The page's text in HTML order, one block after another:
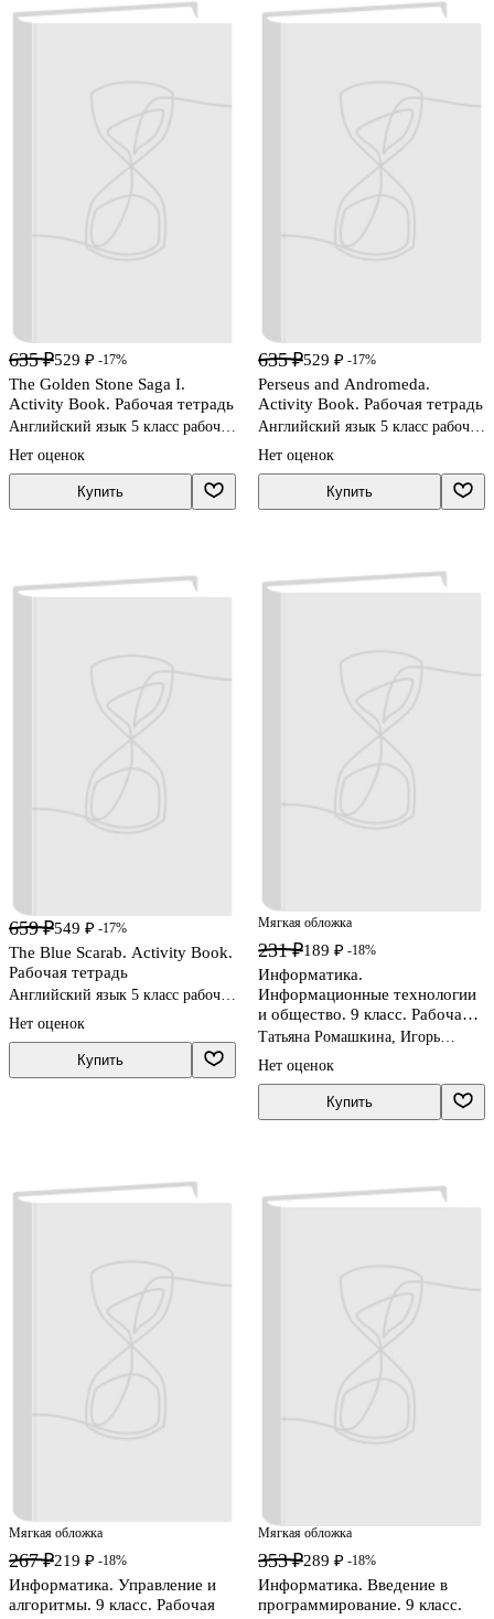
635 ₽529 ₽ -17%
The Golden Stone Saga I.
Activity Book. Рабочая тетрадь
Английский язык 5 класс рабочие
Нет оценок
Купить
635 ₽529 ₽ -17%
Perseus and Andromeda.
Activity Book. Рабочая тетрадь
Английский язык 5 класс рабочие
Нет оценок
Купить
659 ₽549 ₽ -17%
The Blue Scarab. Activity Book.
Рабочая тетрадь
Английский язык 5 класс рабочие
Нет оценок
Купить
Мягкая обложка
231 ₽189 ₽ -18%
Информатика.
Информационные технологии
и общество. 9 класс. Рабочая
тетрадь. В 3-х частях. Часть 3
Татьяна Ромашкина, Игорь
Нет оценок
Купить
Мягкая обложка
267 ₽219 ₽ -18%
Информатика. Управление и
алгоритмы. 9 класс. Рабочая
Мягкая обложка
353 ₽289 ₽ -18%
Информатика. Введение в
программирование. 9 класс.